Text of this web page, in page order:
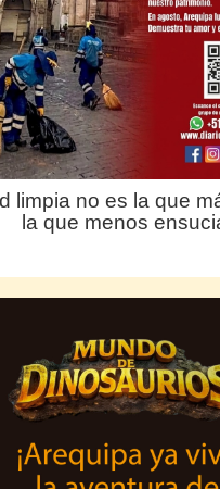
limpia no es la que
la que menos